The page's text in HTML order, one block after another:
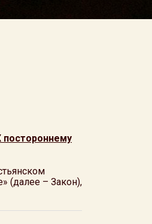
(далее – Закон),